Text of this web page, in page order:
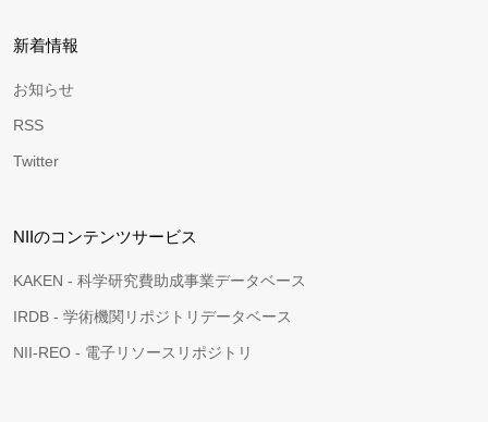
新着情報
お知らせ
RSS
Twitter
NIIのコンテンツサービス
KAKEN - 科学研究費助成事業データベース
IRDB - 学術機関リポジトリデータベース
NII-REO - 電子リソースリポジトリ